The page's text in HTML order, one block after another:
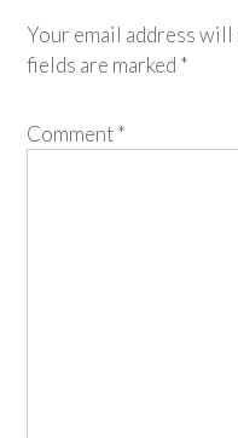
Your email address
fields are marked *
Comment*